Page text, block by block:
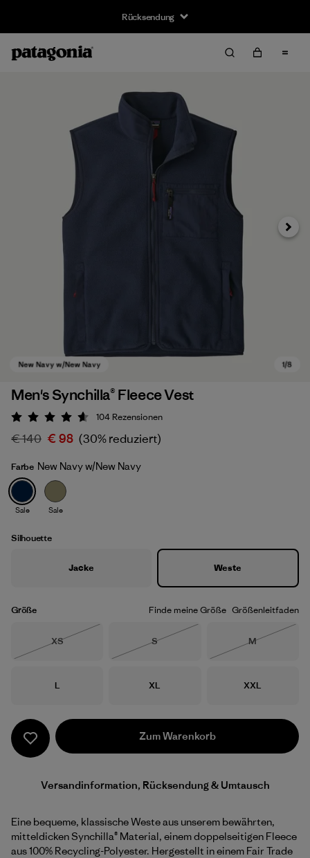
Rücksendung
Weiter
Men's Synchilla® Fleece Vest
Bewertung: 4.6 / 5
104 Rezensionen
€ 140 € 98 (30% reduziert)
Farbe New Navy w/New Navy
Sale Sale
Silhouette
Jacke Weste
Größe Finde meine Größe Größenleitfaden
Größe
XS
Größe
S
Größe
M
Größe
L Größe
XL Größe
XXL
Zum Warenkorb
Versandinformation, Rücksendung & Umtausch
Eine bequeme, klassische Weste aus unserem bewährten,
mitteldicken Synchilla® Material, einem doppelseitigen Fleece
aus 100% Recycling-Polyester. Hergestellt in einem Fair Trade